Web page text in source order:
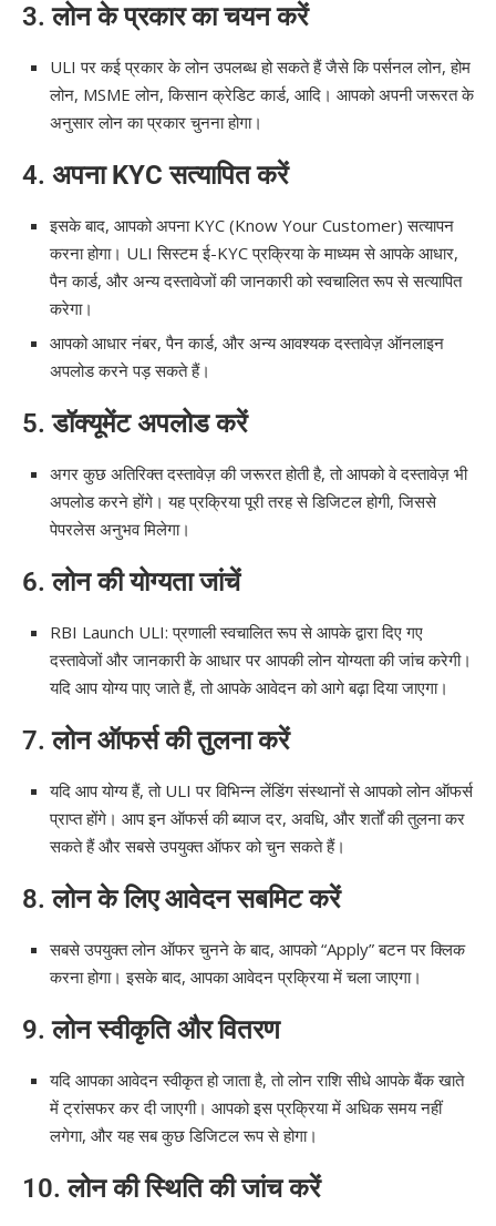
3.लोन के प्रकार का चयन करें
ULI पर कई प्रकार के लोन उपलब्ध हो सकते हैं जैसे कि पर्सनल लोन, होम
लोन, MSME लोन, किसान क्रेडिट कार्ड, आदि। आपको अपनी जरूरत के
अनुसार लोन का प्रकार चुनना होगा।
4. अपना KYC सत्यापित करें
इसके बाद, आपको अपना KYC (Know Your Customer) सत्यापन
करना होगा। ULI सिस्टम ई-KYC प्रक्रिया के माध्यम से आपके आधार,
पैन कार्ड, और अन्य दस्तावेजों की जानकारी को स्वचालित रूप से सत्यापित
करेगा।
आपको आधार नंबर, पैन कार्ड, और अन्य आवश्यक दस्तावेज़ ऑनलाइन
अपलोड करने पड़ सकते हैं।
5.डॉक्यूमेंट अपलोड करें
अगर कुछ अतिरिक्त दस्तावेज़ की जरूरत होती है, तो आपको वे दस्तावेज़ भी
अपलोड करने होंगे। यह प्रक्रिया पूरी तरह से डिजिटल होगी, जिससे
पेपरलेस अनुभव मिलेगा।
6.लोन की योग्यता जांचें
RBI Launch ULI: प्रणाली स्वचालित रूप से आपके द्वारा दिए गए
दस्तावेजों और जानकारी के आधार पर आपकी लोन योग्यता की जांच करेगी।
यदि आप योग्य पाए जाते हैं, तो आपके आवेदन को आगे बढ़ा दिया जाएगा।
7.लोन ऑफर्स की तुलना करें
यदि आप योग्य हैं, तो ULI पर विभिन्न लेंडिंग संस्थानों से आपको लोन ऑफर्स
प्राप्त होंगे। आप इन ऑफर्स की ब्याज दर, अवधि, और शर्तों की तुलना कर
सकते हैं और सबसे उपयुक्त ऑफर को चुन सकते हैं।
8.लोन के लिए आवेदन सबमिट करें
सबसे उपयुक्त लोन ऑफर चुनने के बाद, आपको “Apply” बटन पर क्लिक
करना होगा। इसके बाद, आपका आवेदन प्रक्रिया में चला जाएगा।
9.लोन स्वीकृति और वितरण
यदि आपका आवेदन स्वीकृत हो जाता है, तो लोन राशि सीधे आपके बैंक खाते
में ट्रांसफर कर दी जाएगी। आपको इस प्रक्रिया में अधिक समय नहीं
लगेगा, और यह सब कुछ डिजिटल रूप से होगा।
10.लोन की स्थिति की जांच करें